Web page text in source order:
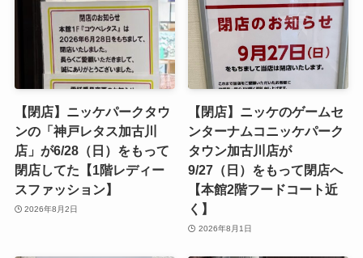
【閉店】ニッケパークタウ
ンの「神戸レタス加古川
店」が6/28（日）をもって
閉店してた【1階レディー
スファッション】
2026年8月2日
【閉店】ニッケのゲームセ
ンターナムコニッケパーク
タウン加古川店が
9/27（日）をもって閉店へ
【本館2階フードコート近
く】
2026年8月1日